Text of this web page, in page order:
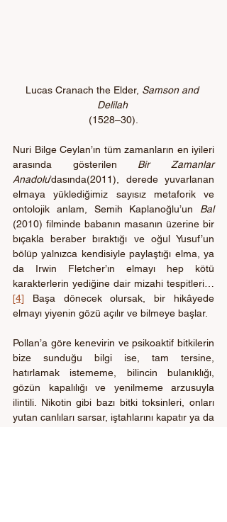
Lucas Cranach the Elder, Samson and
Delilah
(1528–30).
Nuri Bilge Ceylan’ın tüm zamanların en iyileri
arasında gösterilen Bir Zamanlar
Anadolu’dasında(2011), derede yuvarlanan
elmaya yüklediğimiz sayısız metaforik ve
ontolojik anlam, Semih Kaplanoğlu’un Bal
(2010) filminde babanın masanın üzerine bir
bıçakla beraber bıraktığı ve oğul Yusuf’un
bölüp yalnızca kendisiyle paylaştığı elma, ya
da Irwin Fletcher’ın elmayı hep kötü
[4] Başa dönecek olursak, bir hikâyede
elmayı yiyenin gözü açılır ve bilmeye başlar.
Pollan’a göre kenevirin ve psikoaktif bitkilerin
bize sunduğu bilgi ise, tam tersine,
hatırlamak istememe, bilincin bulanıklığı,
gözün kapalılığı ve yenilmeme arzusuyla
ilintili. Nikotin gibi bazı bitki toksinleri, onları
yutan canlıları sarsar, iştahlarını kapatır ya da